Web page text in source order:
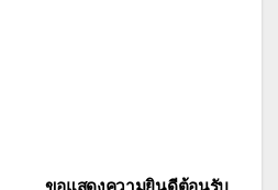
ขอแสดงความยินดีต้อนรับ